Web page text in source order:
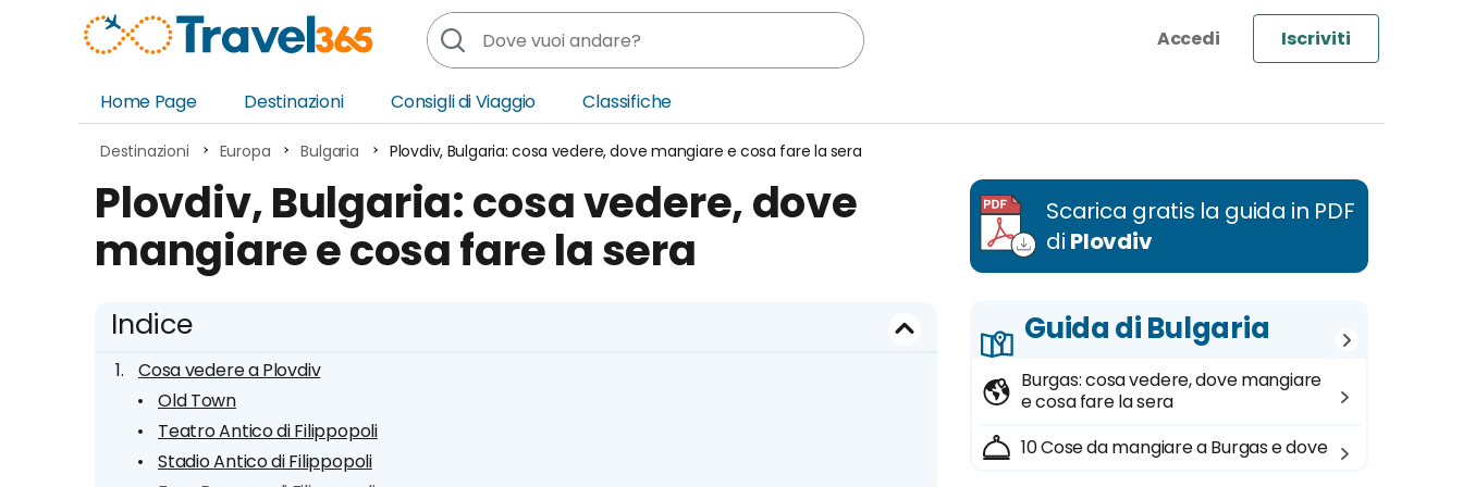
Iscriviti
Home Page
Destinazioni
Asia
Nord America
America Centrale
Sud America
Medio Oriente
Consigli di Viaggio Classifiche
Destinazioni Europa Bulgaria Plovdiv, Bulgaria: cosa vedere, dove mangiare e cosa fare la sera
Plovdiv, Bulgaria: cosa vedere, dove
mangiare e cosa fare la sera
Indice
Cosa vedere a Plovdiv
Old Town
Teatro Antico di Filippopoli
Stadio Antico di Filippopoli
Scarica gratis la guida in PDF
di Plovdiv
Guida di Bulgaria
Burgas: cosa vedere, dove mangiare
e cosa fare la sera
10 Cose da mangiare a Burgas e dove